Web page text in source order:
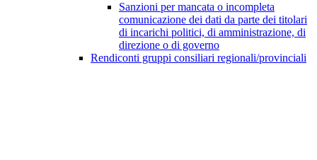
Sanzioni per mancata o incompleta
comunicazione dei dati da parte dei titolari
di incarichi politici, di amministrazione, di
direzione o di governo
Rendiconti gruppi consiliari regionali/provinciali